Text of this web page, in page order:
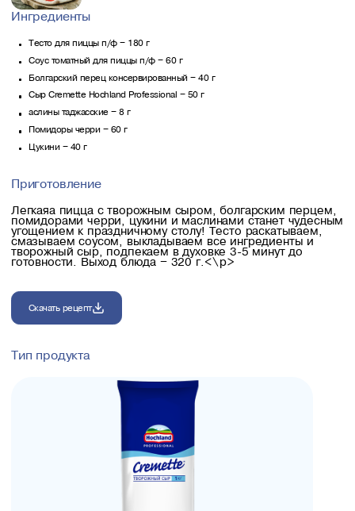
Ингредиенты
Тесто для пиццы п/ф – 180 г
Соус томатный для пиццы п/ф – 60 г
Болгарский перец консервированный – 40 г
Сыр Cremette Hochland Professional – 50 г
аслины таджасские – 8 г
Помидоры черри – 60 г
Цукини – 40 г
Приготовление
Легкаяa пицца с творожным сыром, болгарским перцем,
помидорами черри, цукини и маслинами станет чудесным
угощением к праздничному столу! Тесто раскатываем,
смазываем соусом, выкладываем все ингредиенты и
творожный сыр, подпекаем в духовке 3-5 минут до
готовности. Выход блюда – 320 г.<\p>
Скачать рецепт
Тип продукта